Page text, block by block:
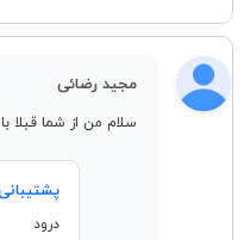
مجید رضائی
سلام من از شما قبلا با چک خرید داشتم. می
درود